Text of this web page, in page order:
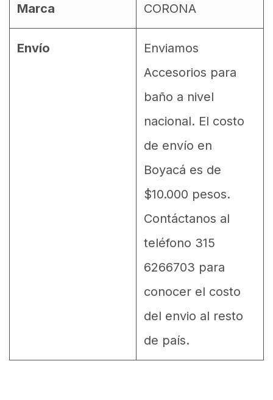
Marca CORONA
Envío
Enviamos
Accesorios para
baño a nivel
nacional. El costo
de envío en
Boyacá es de
$10.000 pesos.
Contáctanos al
teléfono 315
6266703 para
conocer el costo
del envio al resto
de país.